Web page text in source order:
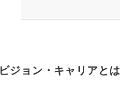
ビジョン・キャリアとは